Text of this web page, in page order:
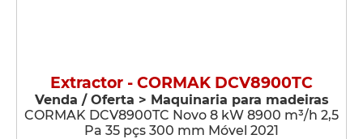
Extractor - CORMAK DCV8900TC
Venda / Oferta > Maquinaria para madeiras
CORMAK DCV8900TC Novo 8 kW 8900 m³/h 2,5
Pa 35 pçs 300 mm Móvel 2021